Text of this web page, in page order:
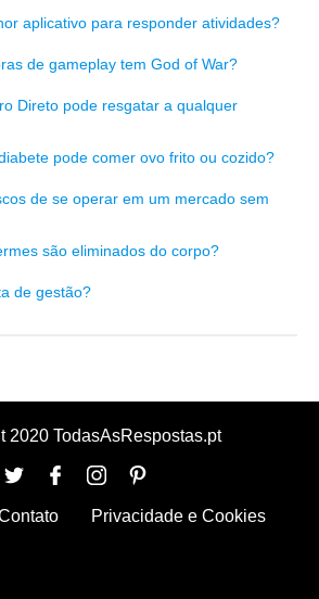
aplicativo para responder atividades?
de gameplay tem God of War?
Direto pode resgatar a qualquer
pode comer ovo frito ou cozido?
de se operar em um mercado sem
são eliminados do corpo?
de gestão?
2020 TodasAsRespostas.pt
Privacidade e Cookies